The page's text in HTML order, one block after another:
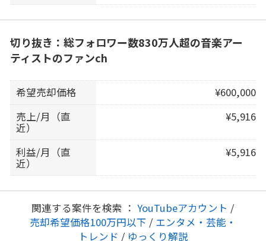
切り抜き：総フォロワー数830万人超の音楽アー
ティストのファンch
希望売却価格
¥600,000
売上/月（直
近）
¥5,916
利益/月（直
近）
¥5,916
関連する案件を検索 ： YouTubeアカウント /
売却希望価格100万円以下 / エンタメ・芸能・
トレンド / ゆっくり解説